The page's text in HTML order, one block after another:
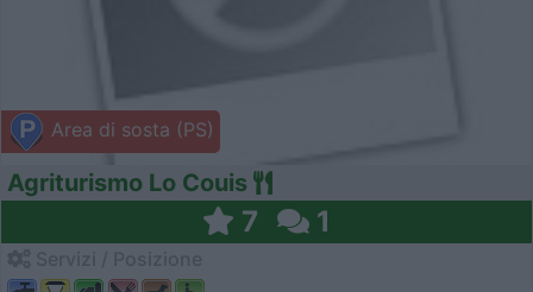
Area di sosta (PS)
Agriturismo Lo Couis
7 1